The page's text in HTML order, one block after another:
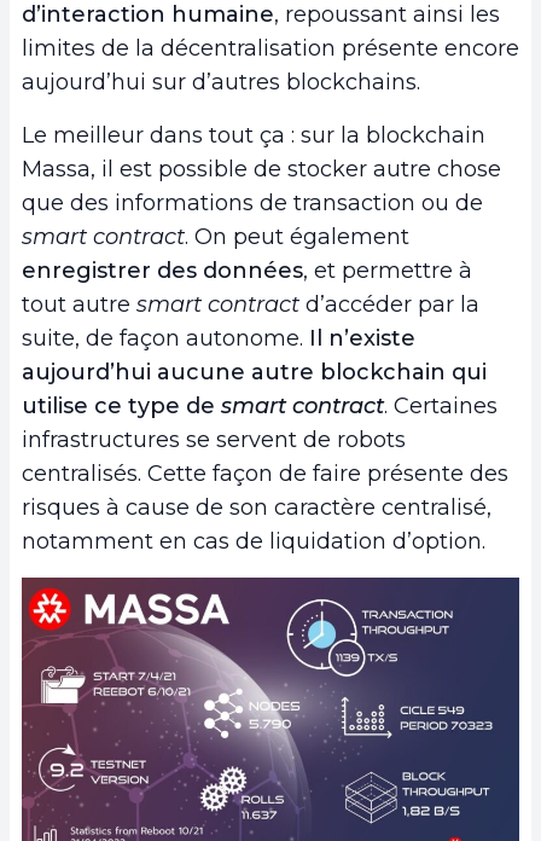
d’interaction humaine, repoussant ainsi les
limites de la décentralisation présente encore
aujourd’hui sur d’autres blockchains.
Le meilleur dans tout ça : sur la blockchain
Massa, il est possible de stocker autre chose
que des informations de transaction ou de
smart contract. On peut également
enregistrer des données, et permettre à
tout autre smart contract d’accéder par la
suite, de façon autonome. Il n’existe
aujourd’hui aucune autre blockchain qui
utilise ce type de smart contract. Certaines
infrastructures se servent de robots
centralisés. Cette façon de faire présente des
risques à cause de son caractère centralisé,
notamment en cas de liquidation d’option.